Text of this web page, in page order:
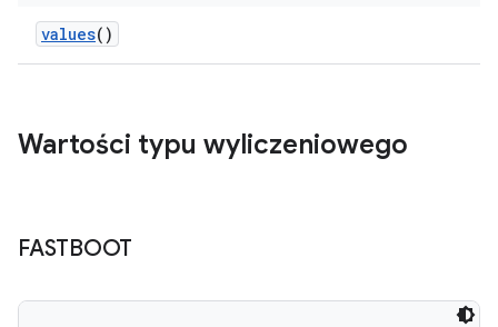
values()
Wartości typu wyliczeniowego
FASTBOOT